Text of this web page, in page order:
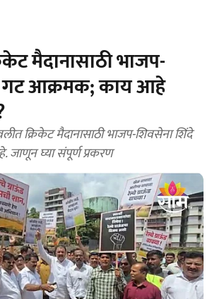
मैदानासाठी भाजप-
गट आक्रमक; काय आहे
क्रिकेट मैदानासाठी भाजप-शिवसेना शिंदे
घ्या संपूर्ण प्रकरण